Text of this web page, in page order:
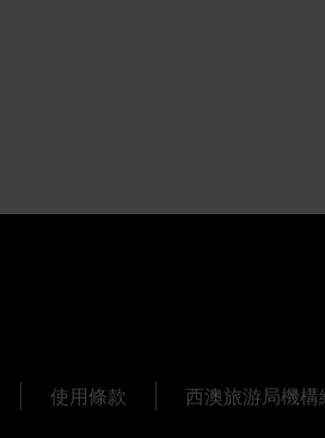
使用條款 西澳旅游局機構